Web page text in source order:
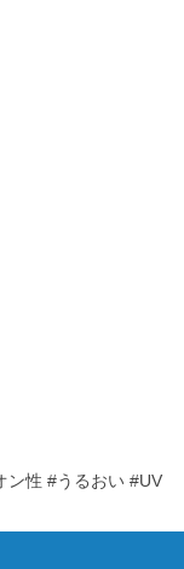
ン性 #うるおい #UV